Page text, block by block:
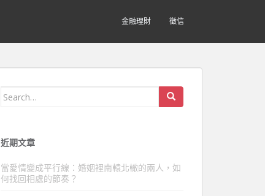
金融理財 徵信
Search
近期文章
當愛情變成平行線：婚姻裡南轅北轍的兩人，如
何找回相處的節奏？